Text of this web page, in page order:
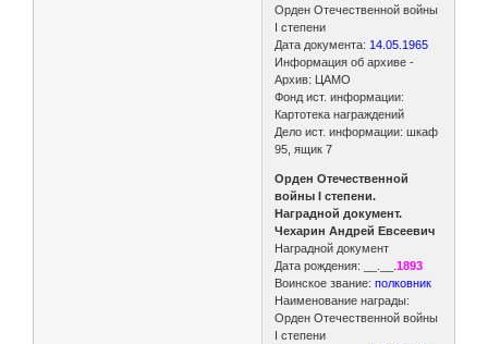
Орден Отечественной войны
I степени
Дата документа: 14.05.1965
Информация об архиве -
Архив: ЦАМО
Фонд ист. информации:
Картотека награждений
Дело ист. информации: шкаф
95, ящик 7
Орден Отечественной
войны I степени.
Наградной документ.
Чехарин Андрей Евсеевич
Наградной документ
Дата рождения: __.__.1893
Воинское звание:полковник
Наименование награды:
Орден Отечественной войны
I степени